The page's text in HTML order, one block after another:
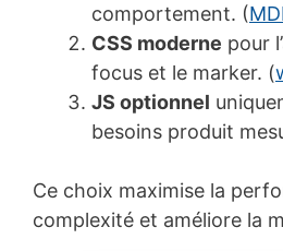
comportement. (
CSS moderne pour
focus et le marker. (
JS optionnel
besoins produit
Ce choix maximise la
complexité et améliore la